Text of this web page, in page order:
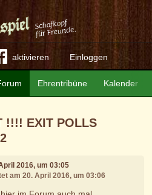
aktivieren Einloggen
Ehrentribüne Kalender
!!!! EXIT POLLS
2016, um 03:05
am 20. April 2016, um 03:06